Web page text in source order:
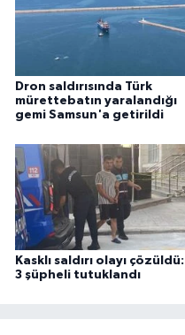
Dron saldırısında Türk
mürettebatın yaralandığı
gemi Samsun'a getirildi
Kasklı saldırı olayı çözüldü:
3 şüpheli tutuklandı